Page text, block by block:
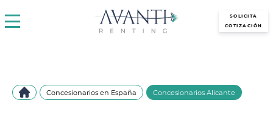
SOLICITA
COTIZACIÓN
Concesionarios en España Concesionarios Alicante